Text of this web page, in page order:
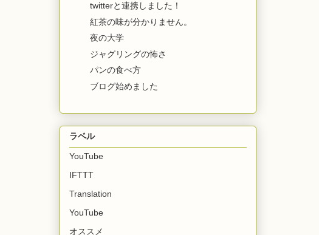
twitterと連携しました！
紅茶の味が分かりません。
夜の大学
ジャグリングの怖さ
パンの食べ方
ブログ始めました
ラベル
YouTube
IFTTT
Translation
YouTube
オススメ